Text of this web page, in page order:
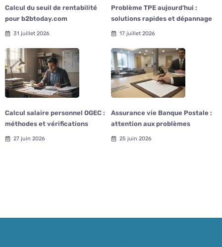
Calcul du seuil de rentabilité
pour b2btoday.com
31 juillet 2026
Problème TPE aujourd’hui :
solutions rapides et dépannage
17 juillet 2026
Calcul salaire personnel OGEC :
méthodes et vérifications
27 juin 2026
Assurance vie Banque Postale :
attention aux problèmes
25 juin 2026